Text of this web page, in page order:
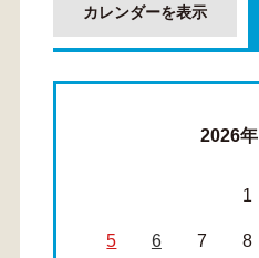
カレンダーを表示
2026年
1
5 6 7 8